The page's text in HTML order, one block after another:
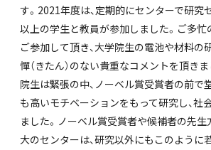
す。2021年度は、定期的にセンターで研究
以上の学生と教員が参加しました。ご多忙
ご参加して頂き、大学院生の電池や材料の
憚（きたん）のない貴重なコメントを頂き
院生は緊張の中、ノーベル賞受賞者の前で
も高いモチベーションをもって研究し、社
ました。ノーベル賞受賞者や候補者の先
大のセンターは、研究以外にもこのように